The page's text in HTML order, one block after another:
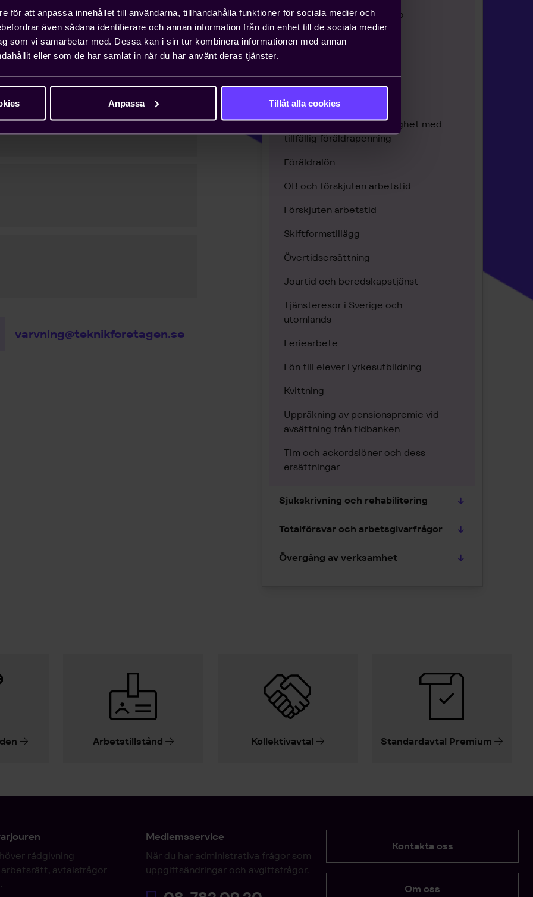
för att anpassa innehållet till användarna, tillhandahålla funktioner för sociala medier och
även sådana identifierare och annan information från din enhet till de sociala medier
som vi samarbetar med. Dessa kan i sin tur kombinera informationen med annan
eller som de har samlat in när du har använt deras tjänster.
Anpassa Tillåt alla cookies
varvning@teknikforetagen.se
löneberäkning vid frånvaro
Lön för del av löneperiod
semesterersättning
Sjukavdrag och sjuklön
VAB - löneavdrag vid ledighet med
tillfällig föräldrapenning
Föräldralön
OB och förskjuten arbetstid
Förskjuten arbetstid
Skiftformstillägg
Övertidsersättning
Jourtid och beredskapstjänst
Tjänsteresor i Sverige och
utomlands
Feriearbete
Lön till elever i yrkesutbildning
Kvittning
Uppräkning av pensionspremie vid
avsättning från tidbanken
Tim och ackordslöner och dess
ersättningar
Sjukskrivning och rehabilitering
Totalförsvar och arbetsgivarfrågor
Övergång av verksamhet
Arbetstillstånd Kollektivavtal Standardavtal Premium
rådgivning
arbetsrätt, avtalsfrågor
Medlemsservice
När du har administrativa frågor som
uppgiftsändringar och avgiftsfrågor.
Kontakta oss
Om oss